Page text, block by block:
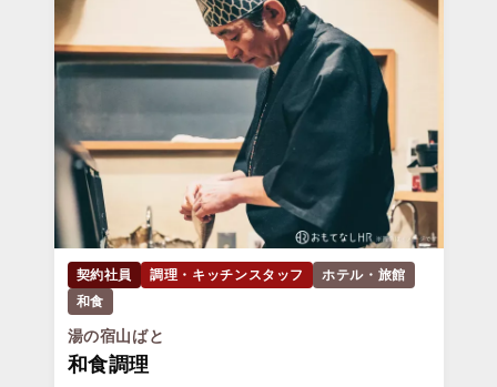
契約社員 調理・キッチンスタッフ
ホテル・旅館
和食
湯の宿山ばと
和食調理